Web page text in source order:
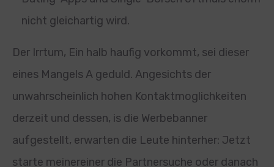
nicht gleichartig wird.
Der Irrtum, Ein halb haufig vorkommt, sei dieser
eines Mangels A geduld. Angesichts der
unwahrscheinlich hohen Kontaktmoglichkeiten
derzeit und dessen, is die Werbebanner
aufgestellt, erwarten die Leute hinterher: Jetzt
starte meinereiner die Partnersuche oder danach